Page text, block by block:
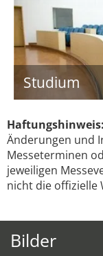
Studium
Haftungshinweis:
Änderungen und
Messeterminen
jeweiligen
nicht die offizielle
Bilder